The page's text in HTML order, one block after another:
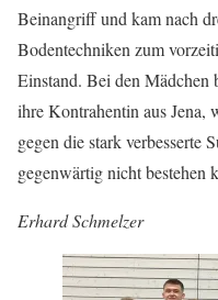
Beinangriff und kam nach
Bodentechniken zum
Einstand. Bei den
ihre Kontrahentin aus Jena,
gegen die stark verbesserte
gegenwärtig nicht bestehen
Erhard Schmelzer